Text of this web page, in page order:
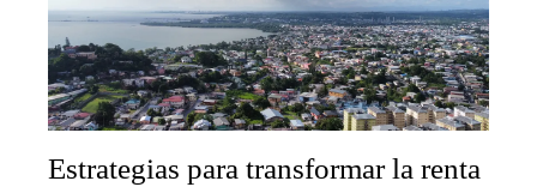
Estrategias para transformar la renta